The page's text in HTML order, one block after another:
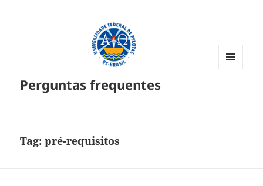
Perguntas frequentes
Tag:pré-requisitos